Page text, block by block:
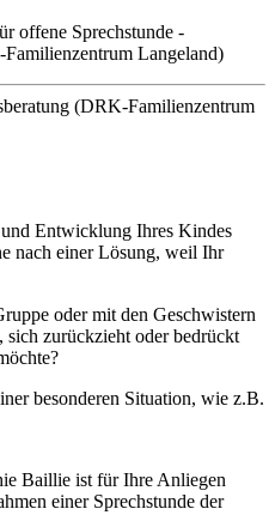
offene Sprechstunde -
Langeland)
(DRK-Familienzentrum
Entwicklung Ihres Kindes
nach einer Lösung, weil Ihr
oder mit den Geschwistern
sich zurückzieht oder bedrückt
besonderen Situation, wie z.B.
Baillie ist für Ihre Anliegen
einer Sprechstunde der